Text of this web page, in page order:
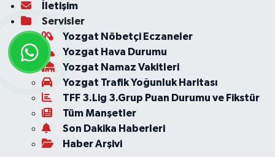
İletişim
Servisler
Yozgat Nöbetçi Eczaneler
Yozgat Hava Durumu
Yozgat Namaz Vakitleri
Yozgat Trafik Yoğunluk Haritası
TFF 3.Lig 3.Grup Puan Durumu ve Fikstür
Tüm Manşetler
Son Dakika Haberleri
Haber Arşivi